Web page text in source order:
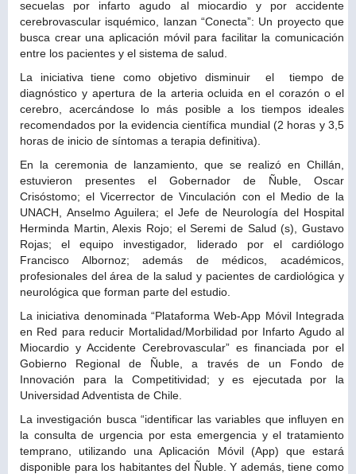
secuelas por infarto agudo al miocardio y por accidente
cerebrovascular isquémico, lanzan “Conecta”: Un proyecto que
busca crear una aplicación móvil para facilitar la comunicación
entre los pacientes y el sistema de salud.
La iniciativa tiene como objetivo disminuir el tiempo de
diagnóstico y apertura de la arteria ocluida en el corazón o el
cerebro, acercándose lo más posible a los tiempos ideales
recomendados por la evidencia científica mundial (2 horas y 3,5
horas de inicio de síntomas a terapia definitiva).
En la ceremonia de lanzamiento, que se realizó en Chillán,
estuvieron presentes el Gobernador de Ñuble, Oscar
Crisóstomo; el Vicerrector de Vinculación con el Medio de la
UNACH, Anselmo Aguilera; el Jefe de Neurología del Hospital
Herminda Martin, Alexis Rojo; el Seremi de Salud (s), Gustavo
Rojas; el equipo investigador, liderado por el cardiólogo
Francisco Albornoz; además de médicos, académicos,
profesionales del área de la salud y pacientes de cardiológica y
neurológica que forman parte del estudio.
La iniciativa denominada “Plataforma Web-App Móvil Integrada
en Red para reducir Mortalidad/Morbilidad por Infarto Agudo al
Miocardio y Accidente Cerebrovascular” es financiada por el
Gobierno Regional de Ñuble, a través de un Fondo de
Innovación para la Competitividad; y es ejecutada por la
Universidad Adventista de Chile.
La investigación busca “identificar las variables que influyen en
la consulta de urgencia por esta emergencia y el tratamiento
temprano, utilizando una Aplicación Móvil (App) que estará
disponible para los habitantes del Ñuble. Y además, tiene como